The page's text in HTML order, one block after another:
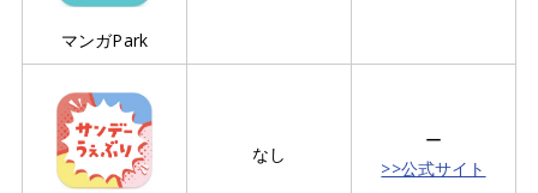
マンガPark
なし
ー
>>公式サイト